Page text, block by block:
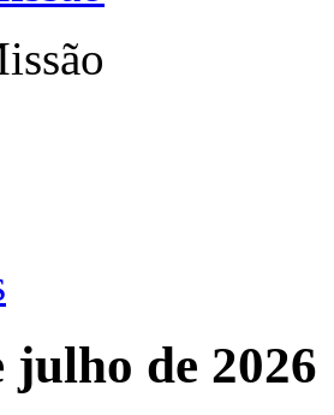
julho de 2026